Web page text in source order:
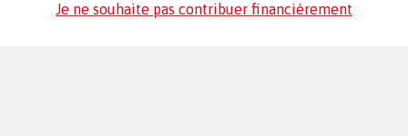
Je ne souhaite pas contribuer financièrement